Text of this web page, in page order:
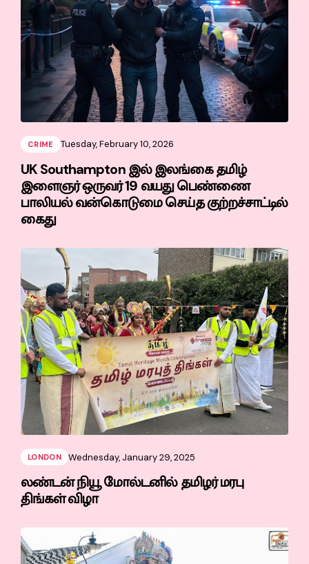
CRIME Tuesday, February 10, 2026
UK Southampton இல் இலங்கை தமிழ்
இளைஞர் ஒருவர் 19 வயது பெண்ணை
பாலியல் வன்கொடுமை செய்த குற்றச்சாட்டில்
கைது
LONDON Wednesday, January 29, 2025
லண்டன் நியூ மோல்டனில் தமிழர் மரபு
திங்கள் விழா